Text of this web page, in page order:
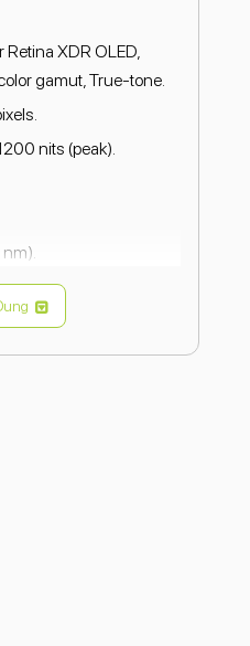
XDR OLED,
gamut, True-tone.
nits (peak).
& 4 nhân 1.8 GHz).